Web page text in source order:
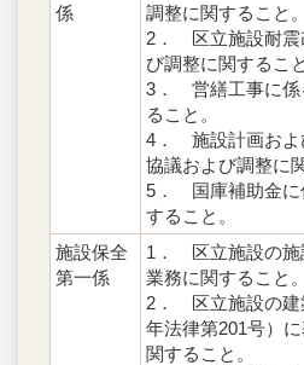
係
調整に関すること。
2． 区立施設耐震
び調整に関すること
3． 営繕工事に係
ること。
4． 施設計画およ
協議および調整に
5． 国庫補助金に
すること。
施設保全
第一係
1． 区立施設の施
業務に関すること。
2． 区立施設の建
年法律第201号）
関すること。